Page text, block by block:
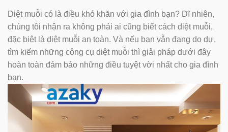
Diệt muỗi có là điều khó khăn với gia đình bạn? Dĩ nhiên,
chúng tôi nhận ra không phải ai cũng biết cách diệt muỗi,
đặc biệt là diệt muỗi an toàn. Và nếu bạn vẫn đang do dự,
tìm kiếm những công cụ diệt muỗi thì giải pháp dưới đây
hoàn toàn đảm bảo những điều tuyệt vời nhất cho gia đình
bạn.